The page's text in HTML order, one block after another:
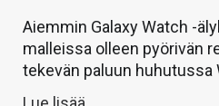
Aiemmin Galaxy Watch -
malleissa olleen pyörivän
tekevän paluun huhutussa